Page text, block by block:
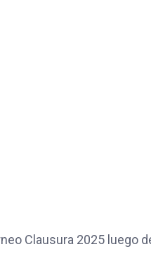
Clausura 2025 luego